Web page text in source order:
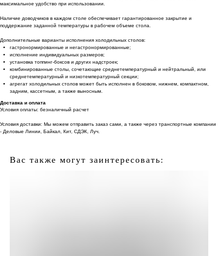
максимальное удобство при использовании.
Наличие доводчиков в каждом столе обеспечивает гарантированное закрытие и
поддержание заданной температуры в рабочем объеме стола.
Дополнительные варианты исполнения холодильных столов:
гастронормированные и негастронормированные;
исполнение индивидуальных размеров;
установка топпинг-боксов и других надстроек;
комбинированные столы, сочетающие среднетемпературный и нейтральный, или
среднетемпературный и низкотемпературный секции;
агрегат холодильных столов может быть исполнен в боковом, нижнем, компактном,
задним, кассетным, а также выносным.
Доставка и оплата
Условия оплаты: безналичный расчет
Условия доставки: Мы можем отправить заказ сами, а также через транспортные компании
- Деловые Линии, Байкал, Кит, СДЭК, Луч.
Вас также могут заинтересовать: